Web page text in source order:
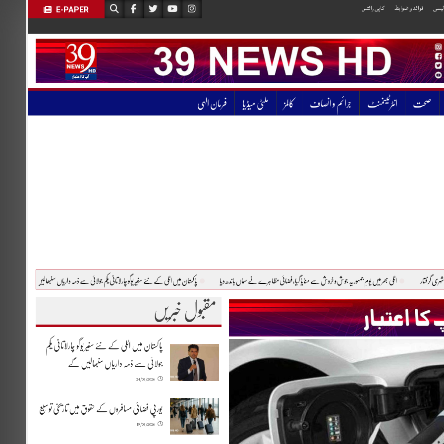
E-PAPER قوائد و ضوابط
کاپی رائٹس
صحت انٹرٹینمنٹ جرائم و انصاف کالمز ملٹی میڈیا فرمان الہی
اٹلی بھر میں یومِ جمہوریہ جوش و خروش سے منایا گیا، فضائی مظاہرے نے سماں باندھ دیا پاکستان میں اٹلی کے نئے سفیر یوگو چارلاتانی یکم جولائی سے ذمہ داریاں سنبھالیں گے یورپی فضائی
مقبول خبریں
پاکستان میں اٹلی کے نئے سفیر یوگو چارلاتانی یکم
جولائی سے ذمہ داریاں سنبھالیں گے
24/06/2026
یورپی فضائی مسافروں کے حقوق میں تاریخی توسیع
19/06/2026